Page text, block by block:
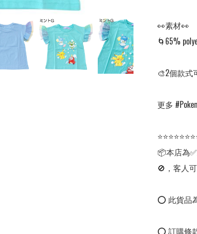
👀素材👀
🌀65%
🎨2個款式
更多
📦本店為
🚫，客人
⭕ 此貨品
⭕ 訂購條